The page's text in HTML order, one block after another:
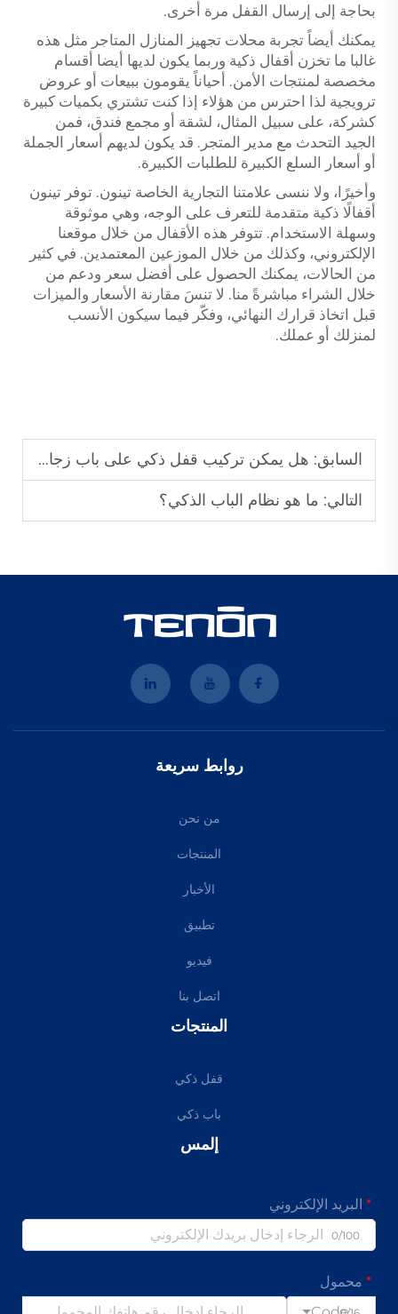
بحاجة إلى إرسال القفل مرة أخرى.
يمكنك أيضاً تجربة محلات تجهيز المنازل المتاجر مثل هذه
غالبا ما تخزن أقفال ذكية وربما يكون لديها أيضا أقسام
مخصصة لمنتجات الأمن. أحياناً يقومون ببيعات أو عروض
ترويجية لذا احترس من هؤلاء إذا كنت تشتري بكميات كبيرة
كشركة، على سبيل المثال، لشقة أو مجمع فندق، فمن
الجيد التحدث مع مدير المتجر. قد يكون لديهم أسعار الجملة
أو أسعار السلع الكبيرة للطلبات الكبيرة.
وأخيرًا، ولا ننسى علامتنا التجارية الخاصة تينون. توفر تينون
أقفالًا ذكية متقدمة للتعرف على الوجه، وهي موثوقة
وسهلة الاستخدام. تتوفر هذه الأقفال من خلال موقعنا
الإلكتروني، وكذلك من خلال الموزعين المعتمدين. في كثير
من الحالات، يمكنك الحصول على أفضل سعر ودعم من
خلال الشراء مباشرةً منا. لا تنسَ مقارنة الأسعار والميزات
قبل اتخاذ قرارك النهائي، وفكّر فيما سيكون الأنسب
لمنزلك أو عملك.
السابق: هل يمكن تركيب قفل ذكي على باب زجاجي انزلاقي؟
التالي: ما هو نظام الباب الذكي؟
روابط سريعة
من نحن
المنتجات
الأخبار
تطبيق
فيديو
اتصل بنا
المنتجات
قفل ذكي
باب ذكي
إلمس
البريد الإلكتروني
0/100
محمول